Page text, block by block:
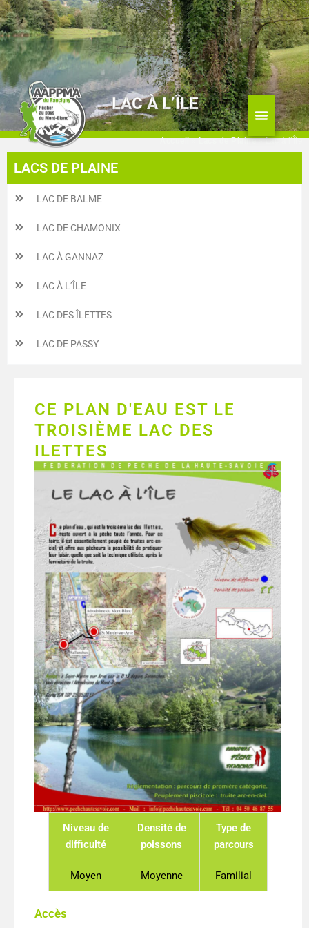
Aller
au
contenu
LAC À L’ÎLE
Accueil»Lacs de Plaine»Lac à l’Île
LACS DE PLAINE
LAC DE BALME
LAC DE CHAMONIX
LAC À GANNAZ
LAC À L’ÎLE
LAC DES ÎLETTES
LAC DE PASSY
CE PLAN D'EAU EST LE
TROISIÈME LAC DES
ILETTES
Niveau de
difficulté
Densité de
poissons
Type de
parcours
Moyen Moyenne Familial
Accès